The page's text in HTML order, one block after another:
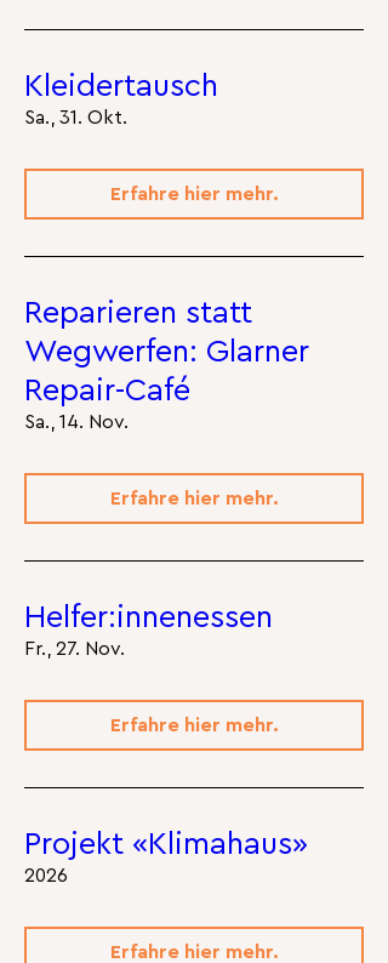
Kleidertausch
Sa., 31. Okt.
Erfahre hier mehr.
Reparieren statt
Wegwerfen: Glarner
Repair-Café
Sa., 14. Nov.
Erfahre hier mehr.
Helfer:innenessen
Fr., 27. Nov.
Erfahre hier mehr.
Projekt «Klimahaus»
2026
Erfahre hier mehr.